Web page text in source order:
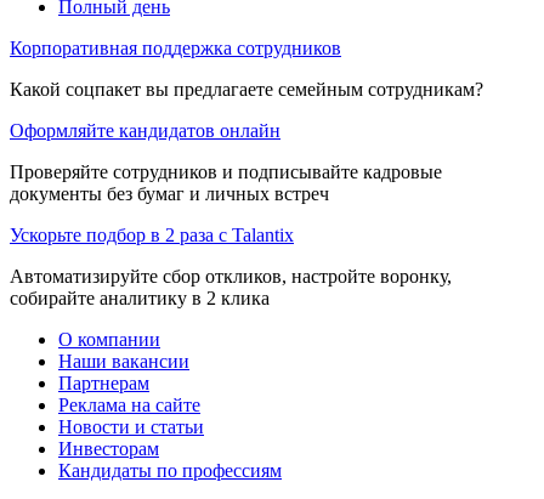
Полный день
Корпоративная поддержка сотрудников
Какой соцпакет вы предлагаете семейным сотрудникам?
Оформляйте кандидатов онлайн
Проверяйте сотрудников и подписывайте кадровые
документы без бумаг и личных встреч
Ускорьте подбор в 2 раза с Talantix
Автоматизируйте сбор откликов, настройте воронку,
собирайте аналитику в 2 клика
О компании
Наши вакансии
Партнерам
Реклама на сайте
Новости и статьи
Инвесторам
Кандидаты по профессиям